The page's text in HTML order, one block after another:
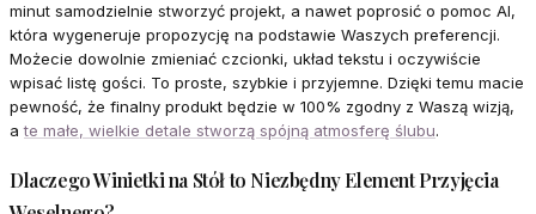
minut samodzielnie stworzyć projekt, a nawet poprosić o pomoc AI,
która wygeneruje propozycję na podstawie Waszych preferencji.
Możecie dowolnie zmieniać czcionki, układ tekstu i oczywiście
wpisać listę gości. To proste, szybkie i przyjemne. Dzięki temu macie
pewność, że finalny produkt będzie w 100% zgodny z Waszą wizją,
ate małe, wielkie detale stworzą spójną atmosferę ślubu.
Dlaczego Winietki na Stół to Niezbędny Element Przyjęcia